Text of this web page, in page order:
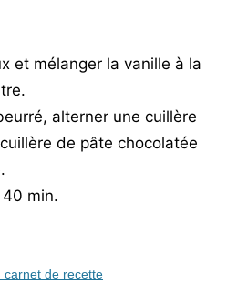
et mélanger la vanille à la
alterner une cuillère
de pâte chocolatée
min.
carnet de recette